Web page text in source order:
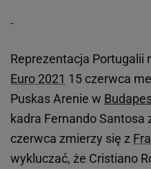
Reprezentacja Portugalii
Euro 2021 15 czerwca
Puskas Arenie w
kadra Fernando Santosa
czerwca zmierzy się z
wykluczać, że Cristiano